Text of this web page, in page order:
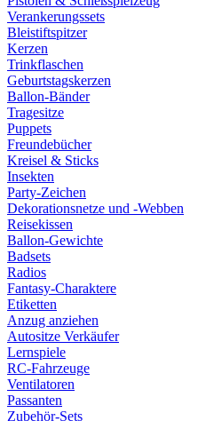
Verankerungssets
Bleistiftspitzer
Kerzen
Trinkflaschen
Geburtstagskerzen
Ballon-Bänder
Tragesitze
Puppets
Freundebücher
Kreisel & Sticks
Insekten
Party-Zeichen
Dekorationsnetze und -Webben
Reisekissen
Ballon-Gewichte
Badsets
Radios
Fantasy-Charaktere
Etiketten
Anzug anziehen
Autositze Verkäufer
Lernspiele
RC-Fahrzeuge
Ventilatoren
Passanten
Zubehör-Sets